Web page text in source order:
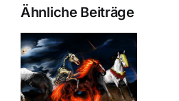
Ähnliche Beiträge